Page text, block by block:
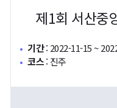
제1회 서산중
기간: 2022-11-15 ~
코스: 진주